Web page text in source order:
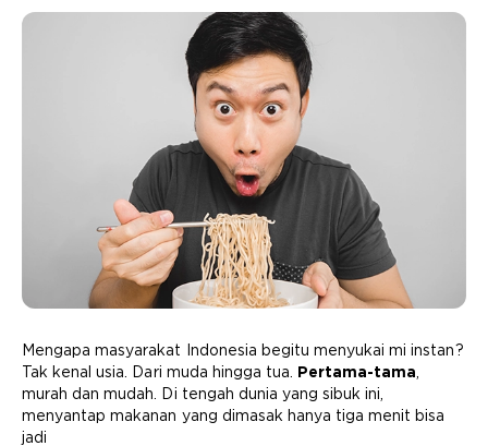
Mengapa masyarakat Indonesia begitu menyukai mi instan?
Tak kenal usia. Dari muda hingga tua. Pertama-tama
murah dan mudah. Di tengah dunia yang sibuk ini,
menyantap makanan yang dimasak hanya tiga menit bisa
jadi